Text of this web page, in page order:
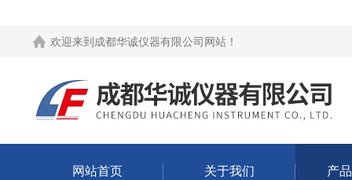
欢迎来到 成都华诚仪器有限公司网站 ！
网站首页 关于我们 产